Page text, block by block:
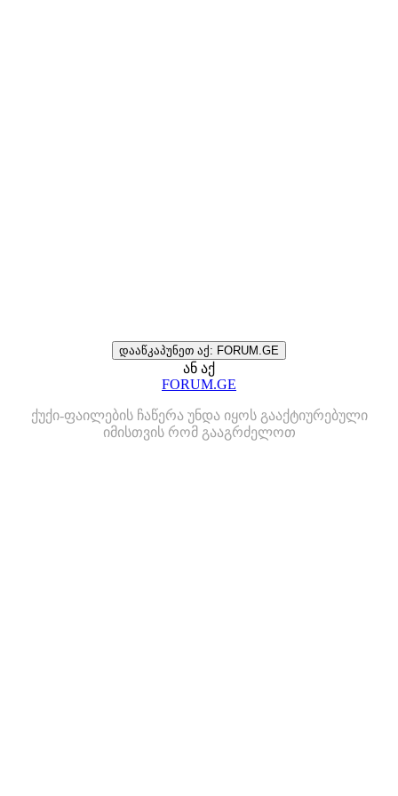
დააწკაპუნეთ აქ: FORUM.GE
ან აქ
FORUM.GE
ქუქი-ფაილების ჩაწერა უნდა იყოს გააქტიურებული
იმისთვის რომ გააგრძელოთ